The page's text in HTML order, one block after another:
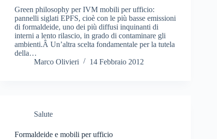
Green philosophy per IVM mobili per ufficio:
pannelli siglati EPFS, cioè con le più basse emissioni
di formaldeide, uno dei più diffusi inquinanti di
interni a lento rilascio, in grado di contaminare gli
ambienti.Â Un’altra scelta fondamentale per la tutela
della…
Marco Olivieri
14 Febbraio 2012
Salute
Formaldeide e mobili per ufficio